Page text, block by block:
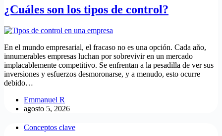
¿Cuáles son los tipos de control?
En el mundo empresarial, el fracaso no es una opción. Cada año,
innumerables empresas luchan por sobrevivir en un mercado
implacablemente competitivo. Se enfrentan a la pesadilla de ver sus
inversiones y esfuerzos desmoronarse, y a menudo, esto ocurre
debido…
Emmanuel R
agosto 5, 2026
Conceptos clave